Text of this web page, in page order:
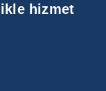
hizmet